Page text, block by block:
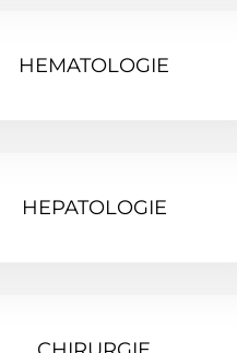
HEMATOLOGIE
HEPATOLOGIE‎